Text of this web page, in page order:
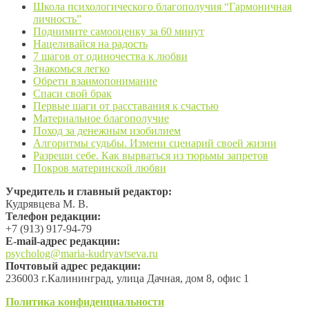
Школа психологического благополучия “Гармоничная
личность”
Поднимите самооценку за 60 минут
Нацеливайся на радость
7 шагов от одиночества к любви
Знакомься легко
Обрети взаимопонимание
Спаси свой брак
Первые шаги от расставания к счастью
Материальное благополучие
Поход за денежным изобилием
Алгоритмы судьбы. Измени сценарий своей жизни
Разреши себе. Как вырваться из тюрьмы запретов
Покров материнской любви
Учредитель и главный редактор:
Кудрявцева М. В.
Телефон редакции:
+7 (913) 917-94-79
Е-mail-адрес редакции:
psycholog@maria-kudryavtseva.ru
Почтовый адрес редакции:
236003 г.Калининград, улица Дачная, дом 8, офис 1
Политика конфиденциальности